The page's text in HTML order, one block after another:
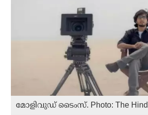
മോളിവുഡ് ടൈംസ്. Photo: The